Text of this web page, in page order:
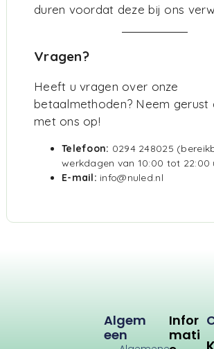
duren voordat deze bij ons
Vragen?
Heeft u vragen over onze
betaalmethoden? Neem gerust
met ons op!
Telefoon: 0294 248025
werkdagen van 10:00 tot 22:00
E-mail: info@nuled.nl
Infor
Mati
Algem
Een